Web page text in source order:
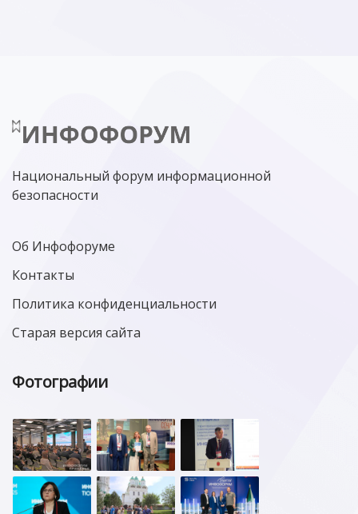
Национальный форум информационной
безопасности
Об Инфофоруме
Контакты
Политика конфиденциальности
Старая версия сайта
Фотографии